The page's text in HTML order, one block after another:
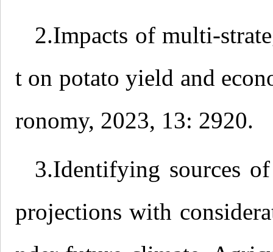
2.Impacts of multi-
t on potato yield and
ronomy, 2023, 13: 2920.
3.Identifying sources
projections with